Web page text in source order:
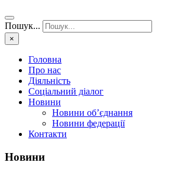
Пошук...
×
Головна
Про нас
Діяльність
Соціальний діалог
Новини
Новини об’єднання
Новини федерації
Контакти
Новини